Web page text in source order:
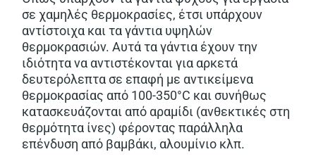
σε χαμηλές θερμοκρασίες, έτσι υπάρχουν
αντίστοιχα και τα γάντια υψηλών
θερμοκρασιών. Αυτά τα γάντια έχουν την
ιδιότητα να αντιστέκονται για αρκετά
δευτερόλεπτα σε επαφή με αντικείμενα
θερμοκρασίας από 100-350°C και συνήθως
κατασκευάζονται από αραμίδι (ανθεκτικές στη
θερμότητα ίνες) φέροντας παράλληλα
επένδυση από βαμβάκι, αλουμίνιο κλπ.